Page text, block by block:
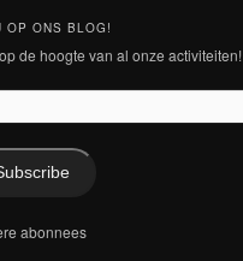
OP ONS BLOG!
de hoogte van al onze activiteiten!
abonnees